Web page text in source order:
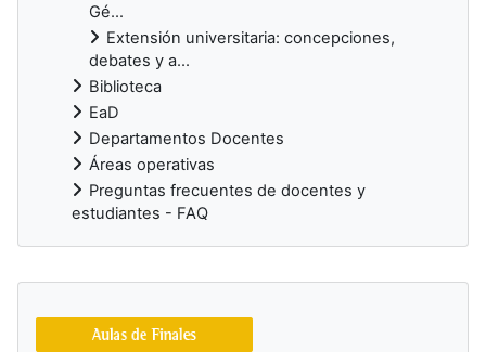
Gé...
Extensión universitaria: concepciones,
debates y a...
Biblioteca
EaD
Departamentos Docentes
Áreas operativas
Preguntas frecuentes de docentes y
estudiantes - FAQ
Bloques suplementarios